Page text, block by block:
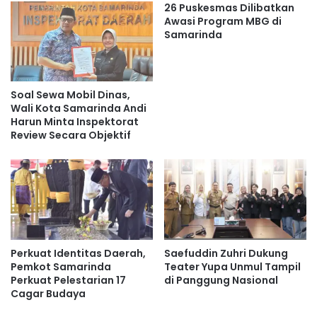
Ia berharap semangat tersebut terus dibina agar mampu
melahirkan calon pemimpin masa depan yang tangguh.
“Ini menunjukkan bahwa anak-anak muda kita masih
memiliki semangat untuk berkontribusi bagi daerah dan
bangsa,” katanya.
Sekretaris Daerah Kota (Sekda) Samarinda, Neneng
Chamelia Santi, menjelaskan bahwa seleksi akan
berlangsung secara bertahap dan menyeluruh.
Panitia akan menguji peserta melalui berbagai tahapan,
mulai dari seleksi administrasi, Tes Wawasan Kebangsaan,
hingga Tes Intelegensia Umum.
Selain itu, peserta juga akan menjalani tes kesehatan,
parade, Peraturan Baris Berbaris (PBB), kesamaptaan,
Soal Sewa Mobil Dinas,
Wali Kota Samarinda Andi
Harun Minta Inspektorat
Review Secara Objektif
26 Puskesmas Dilibatkan
Awasi Program MBG di
Samarinda
Perkuat Identitas Daerah,
Pemkot Samarinda
Perkuat Pelestarian 17
Cagar Budaya
Saefuddin Zuhri Dukung
Teater Yupa Unmul Tampil
di Panggung Nasional